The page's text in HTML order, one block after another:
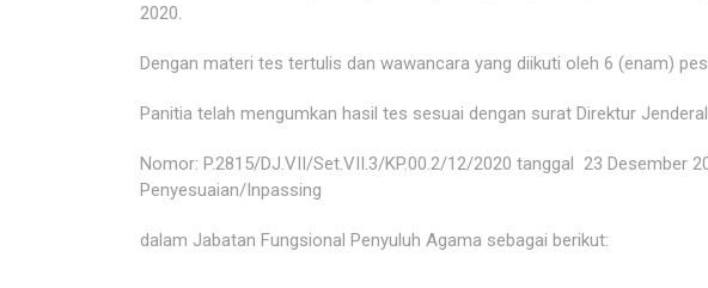
2020.
Dengan materi tes tertulis dan wawancara yang diikuti oleh 6 (enam)
Panitia telah mengumkan hasil tes sesuai dengan surat Direktur
Nomor: P.2815/DJ.VII/Set.VII.3/KP.00.2/12/2020 tanggal 23 Desember
Penyesuaian/Inpassing
dalam Jabatan Fungsional Penyuluh Agama sebagai berikut: